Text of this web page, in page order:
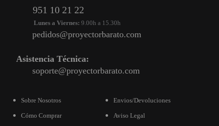
951 10 21 22
Lunes a Viernes: 9.00h a 15.30h
pedidos@proyectorbarato.com
Asistencia Técnica:
soporte@proyectorbarato.com
Sobre Nosotros
Cómo Comprar
Envios/Devoluciones
Aviso Legal